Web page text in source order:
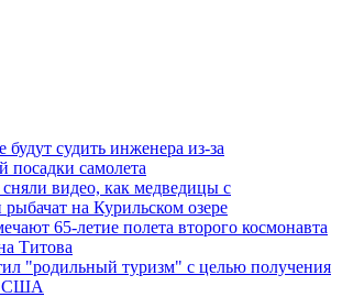
будут судить инженера из-за
посадки самолета
видео, как медведицы с
на Курильском озере
65-летие полета второго космонавта
Титова
"родильный туризм" с целью получения
США